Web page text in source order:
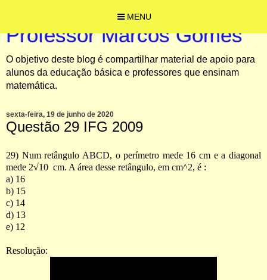
MENU
Professor Marcos Gomes
O objetivo deste blog é compartilhar material de apoio para
alunos da educação básica e professores que ensinam
matemática.
sexta-feira, 19 de junho de 2020
Questão 29 IFG 2009
29) Num retângulo ABCD, o perímetro mede 16 cm e a diagonal
mede 2√10 cm. A área desse retângulo, em cm^2, é :
a) 16
b) 15
c) 14
d) 13
e) 12
Resolução: